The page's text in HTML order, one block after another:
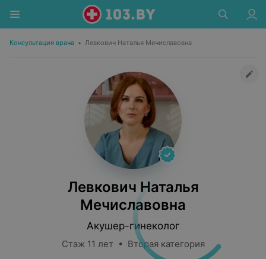
Консультация врача • Левкович Наталья Мечиславовна
Левкович Наталья
Мечиславовна
Акушер-гинеколог
Стаж 11 лет • Вторая категория